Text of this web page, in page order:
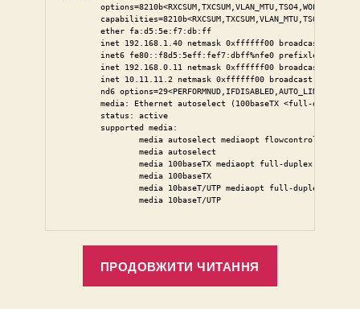
        ether fa:d5:5e:f7:db:ff
inet 192.168.1.40 netmask 0xffffff00 broadcast
inet6 fe80::f8d5:5eff:fef7:dbff%nfe0 prefixlen 64
inet 192.168.0.11 netmask 0xffffff00 broadcast
inet 10.11.11.2 netmask 0xffffff00 broadcast
        nd6 options=29<PERFORMNUD,IFDISABLED,AUTO_LINKLOCAL>
        media: Ethernet autoselect (100baseTX <full-duplex>)
        status: active
        supported media:
                media autoselect mediaopt flowcontrol
                media autoselect
                media 100baseTX mediaopt full-duplex
                media 100baseTX
                media 10baseT/UTP mediaopt full-duplex
                media 10baseT/UTP
ПРОДОВЖИТИ ЧИТАННЯ